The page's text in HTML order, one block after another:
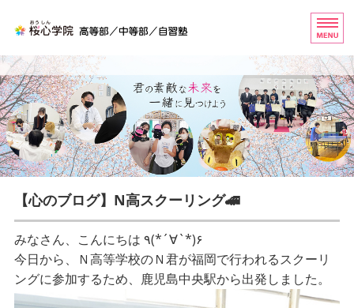
桜心学院（おうしんがくいん
ホーム
高等部
中等部
自習塾
お問い合わせ
【心のブログ】N高スクーリング🚄
みなさん、こんにちは ٩(*´∀`*)۶
今日から、Ｎ高等学校のＮ君が福岡で行われるスクーリ
ングに参加するため、鹿児島中央駅から出発しました。